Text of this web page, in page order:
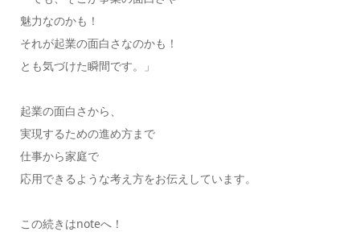
魅力なのかも！
それが起業の面白さなのかも！
とも気づけた瞬間です。」
起業の面白さから、
実現するための進め方まで
仕事から家庭で
応用できるような考え方をお伝えしています。
この続きはnoteへ！